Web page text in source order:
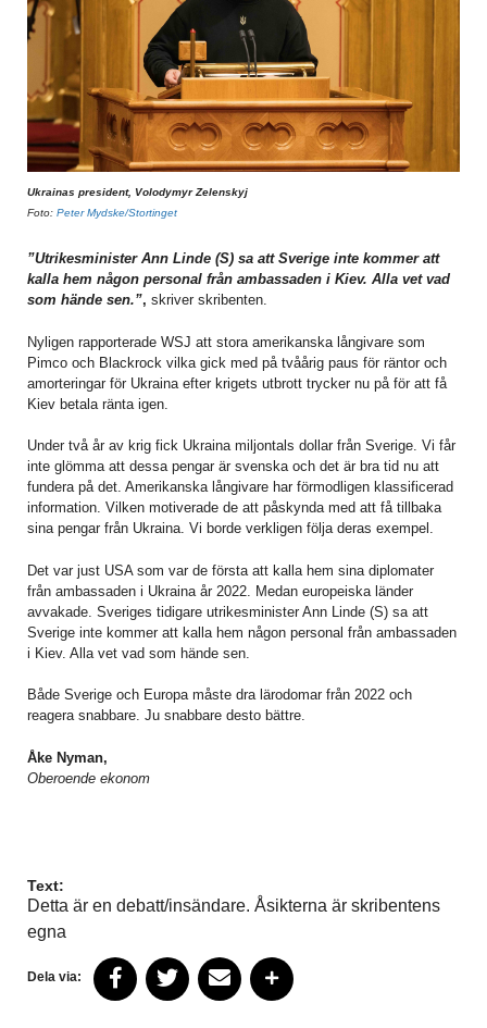
Ukrainas president, Volodymyr Zelenskyj
Foto: Peter Mydske/Stortinget
”Utrikesminister Ann Linde (S) sa att Sverige inte kommer att
kalla hem någon personal från ambassaden i Kiev. Alla vet vad
som hände sen.”, skriver skribenten.
Nyligen rapporterade WSJ att stora amerikanska långivare som
Pimco och Blackrock vilka gick med på tvåårig paus för räntor och
amorteringar för Ukraina efter krigets utbrott trycker nu på för att få
Kiev betala ränta igen.
Under två år av krig fick Ukraina miljontals dollar från Sverige. Vi får
inte glömma att dessa pengar är svenska och det är bra tid nu att
fundera på det. Amerikanska långivare har förmodligen klassificerad
information. Vilken motiverade de att påskynda med att få tillbaka
sina pengar från Ukraina. Vi borde verkligen följa deras exempel.
Det var just USA som var de första att kalla hem sina diplomater
från ambassaden i Ukraina år 2022. Medan europeiska länder
avvakade. Sveriges tidigare utrikesminister Ann Linde (S) sa att
Sverige inte kommer att kalla hem någon personal från ambassaden
i Kiev. Alla vet vad som hände sen.
Både Sverige och Europa måste dra lärodomar från 2022 och
reagera snabbare. Ju snabbare desto bättre.
Åke Nyman,
Oberoende ekonom
Text:
Detta är en debatt/insändare. Åsikterna är skribentens
egna
Dela via: